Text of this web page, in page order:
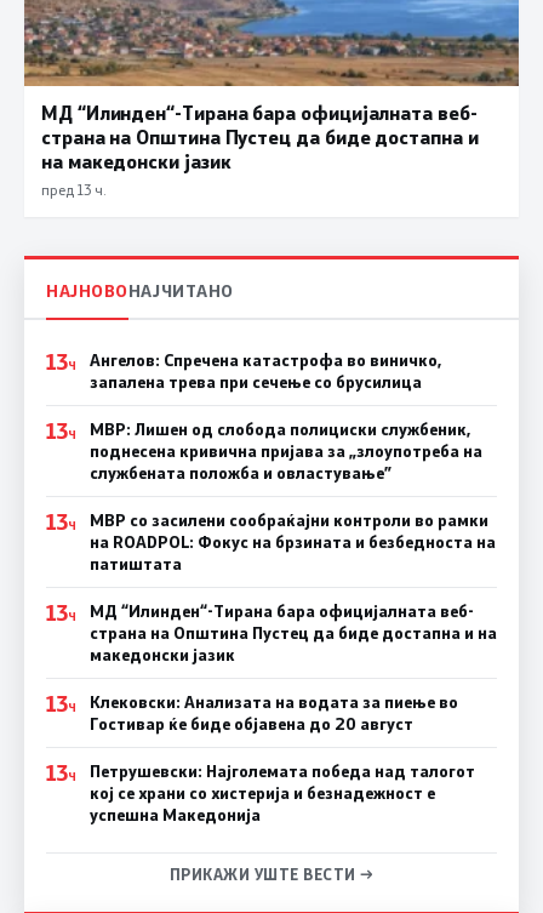
МД “Илинден“-Тирана бара официјалната веб-
страна на Општина Пустец да биде достапна и
на македонски јазик
пред 13 ч.
НАЈНОВОНАЈЧИТАНО
13Ч
Ангелов: Спречена катастрофа во виничко,
запалена трева при сечење со брусилица
13Ч
МВР: Лишен од слобода полициски службеник,
поднесена кривична пријава за „злоупотреба на
службената положба и овластување”
13Ч
МВР со засилени сообраќајни контроли во рамки
на ROADPOL: Фокус на брзината и безбедноста на
патиштата
13Ч
МД “Илинден“-Тирана бара официјалната веб-
страна на Општина Пустец да биде достапна и на
македонски јазик
13Ч
Клековски: Анализата на водата за пиење во
Гостивар ќе биде објавена до 20 август
13Ч
Петрушевски: Најголемата победа над талогот
кој се храни со хистерија и безнадежност е
успешна Македонија
ПРИКАЖИ УШТЕ ВЕСТИ →